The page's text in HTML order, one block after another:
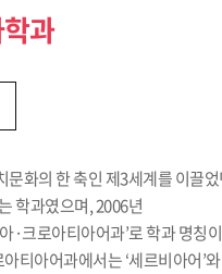
과
문화의 한 축인 제3세계를 이끌
학과였으며, 2006년
·크로아티아어과’로 학과 명칭이
티아어과에서는 ‘세르비아어’와